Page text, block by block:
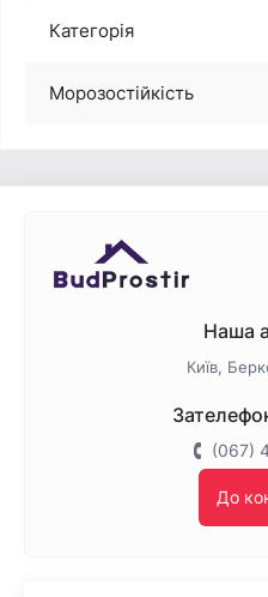
Категорія
Морозостійкість
Наша
Київ,
(067)
До